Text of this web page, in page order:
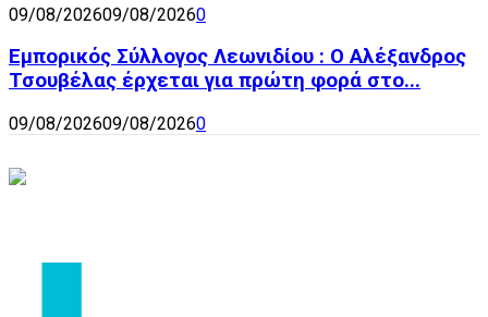
09/08/202609/08/20260
Εμπορικός Σύλλογος Λεωνιδίου : Ο Αλέξανδρος
Τσουβέλας έρχεται για πρώτη φορά στο...
09/08/202609/08/20260